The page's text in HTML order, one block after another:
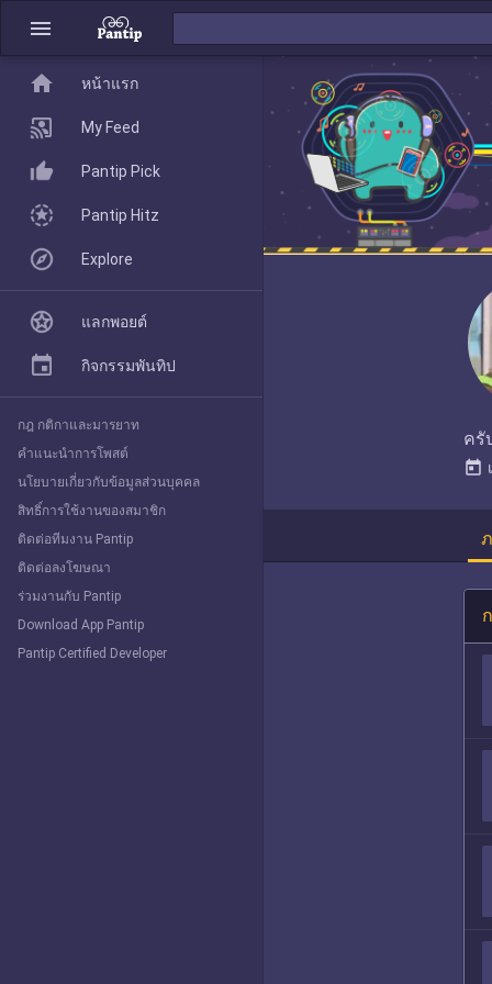
menu
ครั
today
home
Pantip Pick
Explore
home หน้าแรก
My Feed
Pantip Pick
Pantip Hitz
Explore
แลกพอยต์
กิจกรรมพันทิป
กฎ กติกาและมารยาท
คำแนะนำการโพสต์
นโยบายเกี่ยวกับข้อมูลส่วนบุคคล
สิทธิ์การใช้งานของสมาชิก
ติดต่อทีมงาน Pantip
ติดต่อลงโฆษณา
ร่วมงานกับ Pantip
Download App Pantip
Pantip Certified Developer